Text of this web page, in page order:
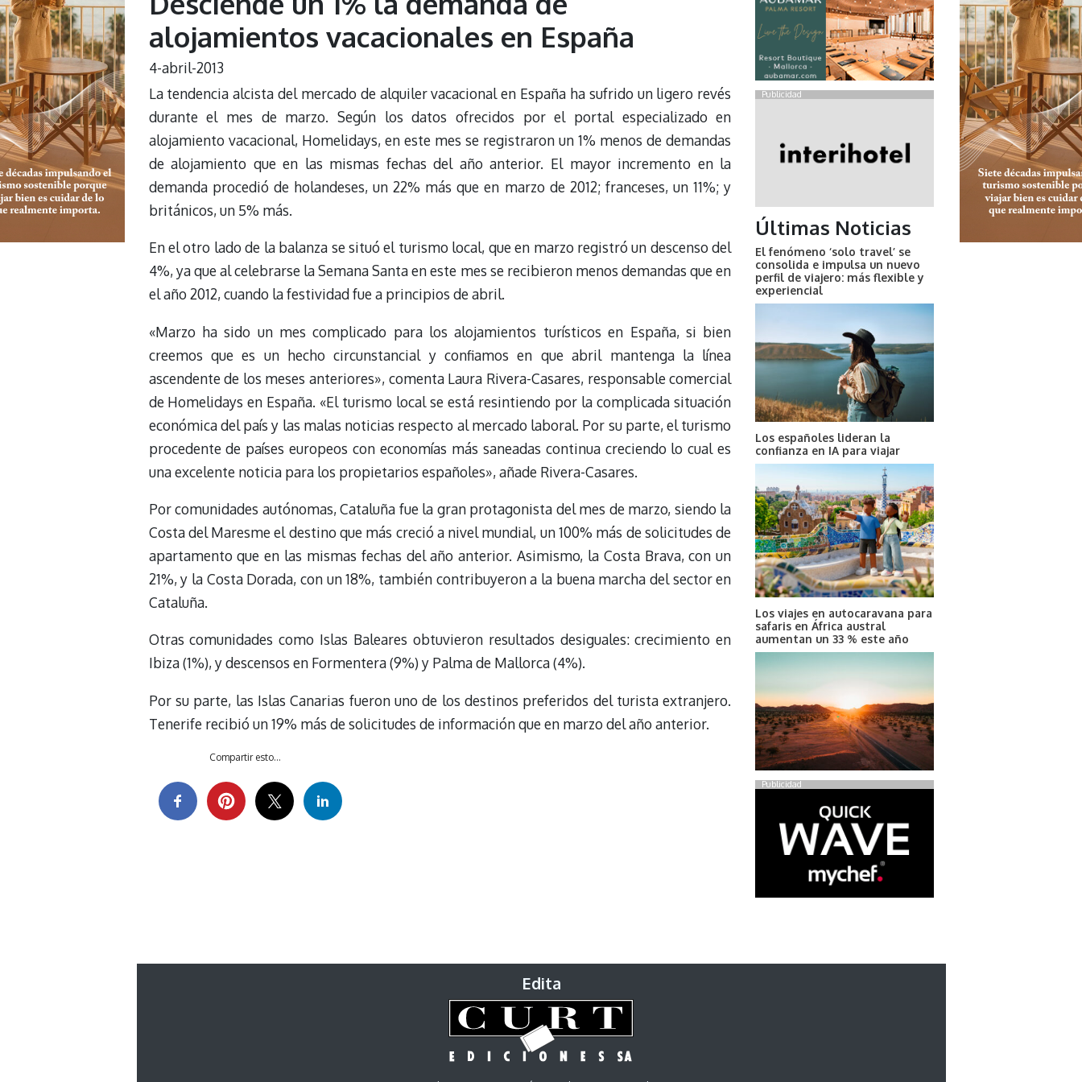
alojamientos vacacionales en España
4-abril-2013
La tendencia alcista del mercado de alquiler vacacional en España ha sufrido un ligero revés
durante el mes de marzo. Según los datos ofrecidos por el portal especializado en
alojamiento vacacional, Homelidays, en este mes se registraron un 1% menos de demandas
de alojamiento que en las mismas fechas del año anterior. El mayor incremento en la
demanda procedió de holandeses, un 22% más que en marzo de 2012; franceses, un 11%; y
británicos, un 5% más.
En el otro lado de la balanza se situó el turismo local, que en marzo registró un descenso del
4%, ya que al celebrarse la Semana Santa en este mes se recibieron menos demandas que en
el año 2012, cuando la festividad fue a principios de abril.
«Marzo ha sido un mes complicado para los alojamientos turísticos en España, si bien
creemos que es un hecho circunstancial y confiamos en que abril mantenga la línea
ascendente de los meses anteriores», comenta Laura Rivera-Casares, responsable comercial
de Homelidays en España. «El turismo local se está resintiendo por la complicada situación
económica del país y las malas noticias respecto al mercado laboral. Por su parte, el turismo
procedente de países europeos con economías más saneadas continua creciendo lo cual es
una excelente noticia para los propietarios españoles», añade Rivera-Casares.
Por comunidades autónomas, Cataluña fue la gran protagonista del mes de marzo, siendo la
Costa del Maresme el destino que más creció a nivel mundial, un 100% más de solicitudes de
apartamento que en las mismas fechas del año anterior. Asimismo, la Costa Brava, con un
21%, y la Costa Dorada, con un 18%, también contribuyeron a la buena marcha del sector en
Cataluña.
Otras comunidades como Islas Baleares obtuvieron resultados desiguales: crecimiento en
Ibiza (1%), y descensos en Formentera (9%) y Palma de Mallorca (4%).
Por su parte, las Islas Canarias fueron uno de los destinos preferidos del turista extranjero.
Tenerife recibió un 19% más de solicitudes de información que en marzo del año anterior.
Compartir esto...
Publicidad
Últimas Noticias
El fenómeno ‘solo travel’ se
consolida e impulsa un nuevo
perfil de viajero: más flexible y
experiencial
Los españoles lideran la
confianza en IA para viajar
Los viajes en autocaravana para
safaris en África austral
aumentan un 33 % este año
Publicidad
Edita